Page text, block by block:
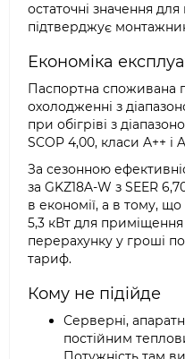
остаточні значення
підтверджує
Економіка
Паспортна споживана
охолодженні з
при обігріві з
SCOP 4,00, класи A++ і
За сезонною
за GKZ18A-W з SEER
в економії, а в тому,
5,3 кВт для
перерахунку у гроші
тариф.
Кому не підійде
Серверні,
постійним